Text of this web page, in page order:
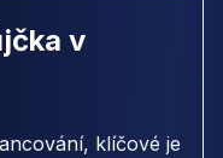
v
klíčové je